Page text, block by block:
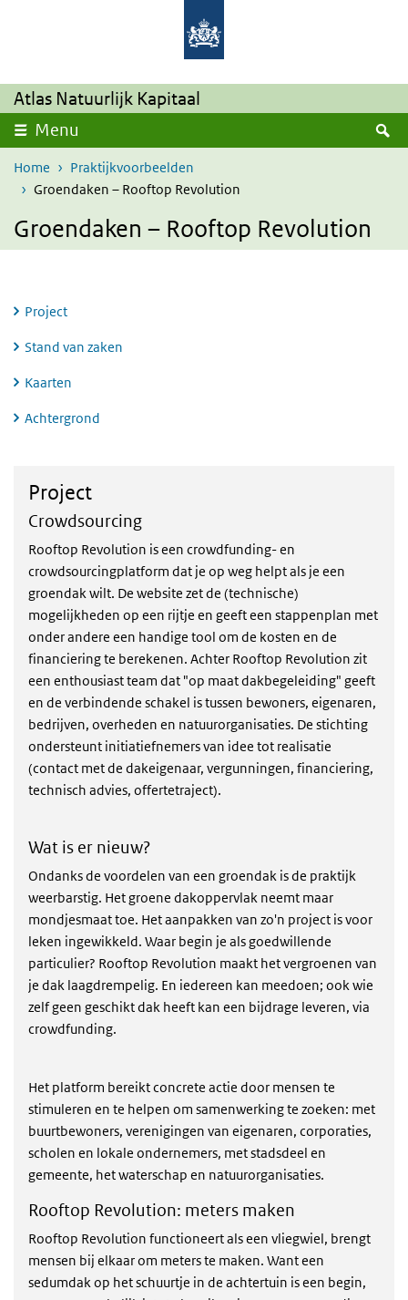
Overslaan en naar de inhoud gaan
Atlas Natuurlijk Kapitaal
Menu
Home
Praktijkvoorbeelden
Groendaken – Rooftop Revolution
Groendaken – Rooftop Revolution
Project
Stand van zaken
Kaarten
Achtergrond
Project
Crowdsourcing
Rooftop Revolution is een crowdfunding- en
crowdsourcingplatform dat je op weg helpt als je een
groendak wilt. De website zet de (technische)
mogelijkheden op een rijtje en geeft een stappenplan met
onder andere een handige tool om de kosten en de
financiering te berekenen. Achter Rooftop Revolution zit
een enthousiast team dat "op maat dakbegeleiding" geeft
en de verbindende schakel is tussen bewoners, eigenaren,
bedrijven, overheden en natuurorganisaties. De stichting
ondersteunt initiatiefnemers van idee tot realisatie
(contact met de dakeigenaar, vergunningen, financiering,
technisch advies, offertetraject).
Wat is er nieuw?
Ondanks de voordelen van een groendak is de praktijk
weerbarstig. Het groene dakoppervlak neemt maar
mondjesmaat toe. Het aanpakken van zo'n project is voor
leken ingewikkeld. Waar begin je als goedwillende
particulier? Rooftop Revolution maakt het vergroenen van
je dak laagdrempelig. En iedereen kan meedoen; ook wie
zelf geen geschikt dak heeft kan een bijdrage leveren, via
crowdfunding.
Het platform bereikt concrete actie door mensen te
stimuleren en te helpen om samenwerking te zoeken: met
buurtbewoners, verenigingen van eigenaren, corporaties,
scholen en lokale ondernemers, met stadsdeel en
gemeente, het waterschap en natuurorganisaties.
Rooftop Revolution: meters maken
Rooftop Revolution functioneert als een vliegwiel, brengt
mensen bij elkaar om meters te maken. Want een
sedumdak op het schuurtje in de achtertuin is een begin,